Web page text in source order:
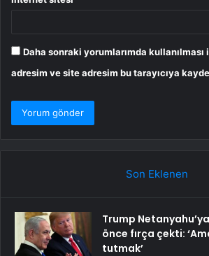
Daha sonraki yorumlarımda kullanılması
adresim ve site adresim bu tarayıcıya
Son Eklenen
Trump
önce fırça çekti:
tutmak’